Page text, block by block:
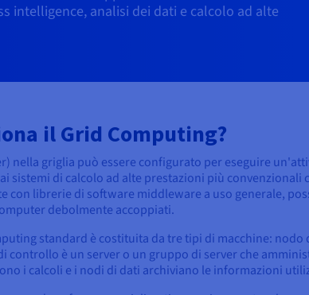
intelligence, analisi dei dati e calcolo ad alte
il Grid Computing?
nella griglia può essere configurato per eseguire
sistemi di calcolo ad alte prestazioni più convenzionali
con librerie di software middleware a uso generale,
debolmente accoppiati.
standard è costituita da tre tipi di macchine:
controllo è un server o un gruppo di server che
i calcoli e i nodi di dati archiviano le informazioni